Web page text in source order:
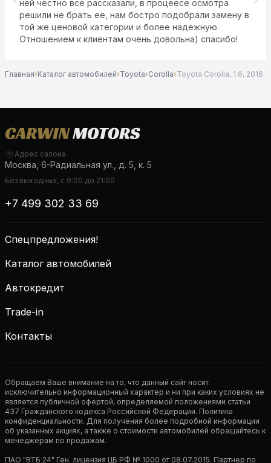
ней честно все рассказали, в процеесе осмотра
решили не брать ее, нам бостро подобрали замену в
той же ценовой категории и более надежную.
Отношением к клиентам очень довольна) спасибо!
Главная›Каталог автомобилей›Toyota›Corolla›Toyota Corolla, 1.6, 2016
Адрес салона
Москва, 6-Радиальная ул., д. 5, к. 5
Без выходных, с 9:00 до 21:00
+7 499 302 33 69
Спецпредложения!
Каталог автомобилей
Автокредит
Trade-in
Контакты
Обращаем Ваше внимание на то, что данный сайт носит
исключительно информационный характер и ни при каких условиях не
является публичной офертой, определяемой положениями статьи
437 Гражданского кодекса Российской Федерации. Политика
конфиденциальности. Для получения более подробной информации
об указанных акциях, а также о стоимости автомобилей обращайтесь к
менеджерам по продажам.
ПАО "ВТБ 24" Ген. лицензия ЦБ РФ № 1000 от 08.07.2015. Партнер по